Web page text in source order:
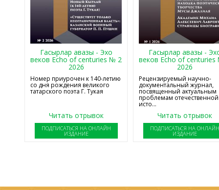
Гасырлар авазы - Эхо
веков Echo of centuries № 2
2026
Номер приурочен к 140-летию
со дня рождения великого
татарского поэта Г. Тукая
Читать отрывок
ПОДПИСАТЬСЯ НА ОНЛАЙН
ИЗДАНИЕ
Гасырлар авазы -
веков Echo of
2026
Рецензируемый научно-
документальный журнал,
посвященный актуальным
проблемам отечественной
исто...
Читать отрывок
ПОДПИСАТЬСЯ НА
ИЗДАНИЕ